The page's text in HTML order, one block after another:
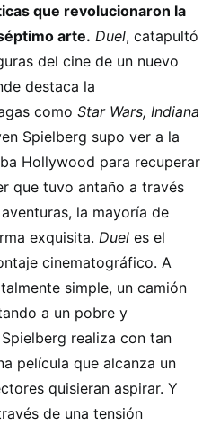
que revolucionaron la
arte. Duel, catapultó
del cine de un nuevo
destaca la
como Star Wars, Indiana
Spielberg supo ver a la
Hollywood para recuperar
que tuvo antaño a través
la mayoría de
exquisita. Duel es el
cinematográfico. A
simple, un camión
a un pobre y
realiza con tan
película que alcanza un
quisieran aspirar. Y
de una tensión